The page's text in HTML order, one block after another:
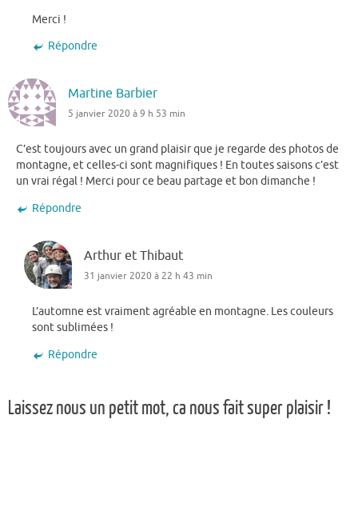
Merci !
Répondre
Martine Barbier
5 janvier 2020 à 9 h 53 min
C’est toujours avec un grand plaisir que je regarde des photos de
montagne, et celles-ci sont magnifiques ! En toutes saisons c’est
un vrai régal ! Merci pour ce beau partage et bon dimanche !
Répondre
Arthur et Thibaut
31 janvier 2020 à 22 h 43 min
L’automne est vraiment agréable en montagne. Les couleurs
sont sublimées !
Répondre
Laissez nous un petit mot, ca nous fait super plaisir !